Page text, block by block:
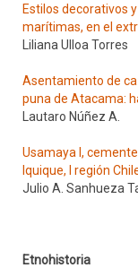
Estilos decorativos
marítimas, en el
Liliana Ulloa Torres
Asentamiento de
puna de Atacama:
Lautaro Núñez A.
Usamaya I,
Iquique, I región
Julio A. Sanhueza
Etnohistoria